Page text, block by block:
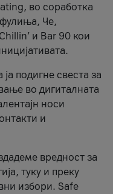
во соработка
Че,
и Bar 90 кои
подигне свеста за
во дигиталната
носи
и
вредност за
туку и преку
избори. Safe